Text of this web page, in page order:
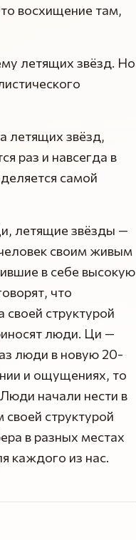
восхищение там,
летящих звёзд. Но
летящих звёзд,
раз и навсегда в
самой
летящие звёзды —
своим живым
в себе высокую
что
структурой
люди. Ци —
люди в новую 20-
и ощущениях, то
начали нести в
структурой
в разных местах
каждого из нас.